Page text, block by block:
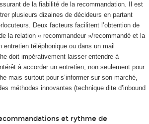
de la fiabilité de la recommandation. Il est
plusieurs dizaines de décideurs en partant
Deux facteurs facilitent l’obtention de
la relation « recommandeur »/recommandé et la
entretien téléphonique ou dans un mail
doit impérativement laisser entendre à
à accorder un entretien, non seulement pour
mais surtout pour s’informer sur son marché,
méthodes innovantes (technique dite d’inbound
et rythme de